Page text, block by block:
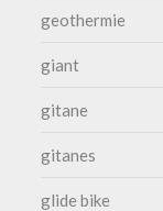
geothermie
giant
gitane
gitanes
glide bike